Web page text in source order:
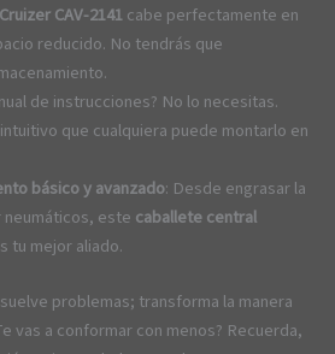
Cruizer CAV-2141cabe perfectamente en
reducido. No tendrás que
de instrucciones? No lo necesitas.
que cualquiera puede montarlo en
básico y avanzado: Desde engrasar la
neumáticos, este caballete central
tu mejor aliado.
problemas; transforma la manera
vas a conformar con menos? Recuerda,